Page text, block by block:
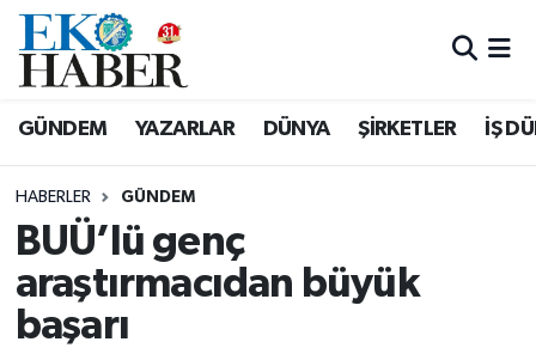
GÜNDEM YAZARLAR DÜNYA ŞİRKETLER İŞ
HABERLER GÜNDEM
BUÜ’lü genç
araştırmacıdan büyük
başarı
Hava Durumu
Süper Lig Puan Durumu ve Fikstür
Tüm Manşetler
Son Dakika Haberleri